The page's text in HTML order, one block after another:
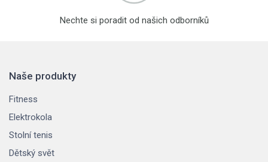
Nechte si poradit od našich odborníků
Naše produkty
Fitness
Elektrokola
Stolní tenis
Dětský svět